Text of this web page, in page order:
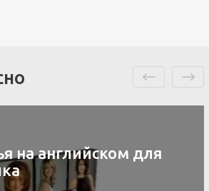
для изучения